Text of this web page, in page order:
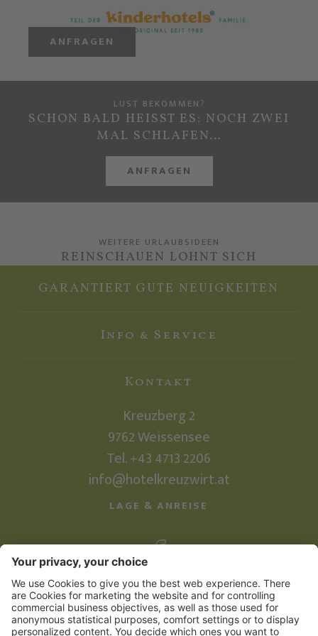
ANFRAGEN
LUST BEKOMMEN?
SCHON BALD HEISST ES: NOCH ZWEI
MAL SCHLAFEN…
ANFRAGEN
WEITERE URLAUBSIDEEN
REINSCHAUEN LOHNT SICH
GARANTIERT GUTE NEUIGKEITEN
Info & Service
Kontakt
Kreuzberg 2
9762Weissensee
Tel. +43 4713 2206
info@hotelkreuzwirt.at
LAGE & ANREISE